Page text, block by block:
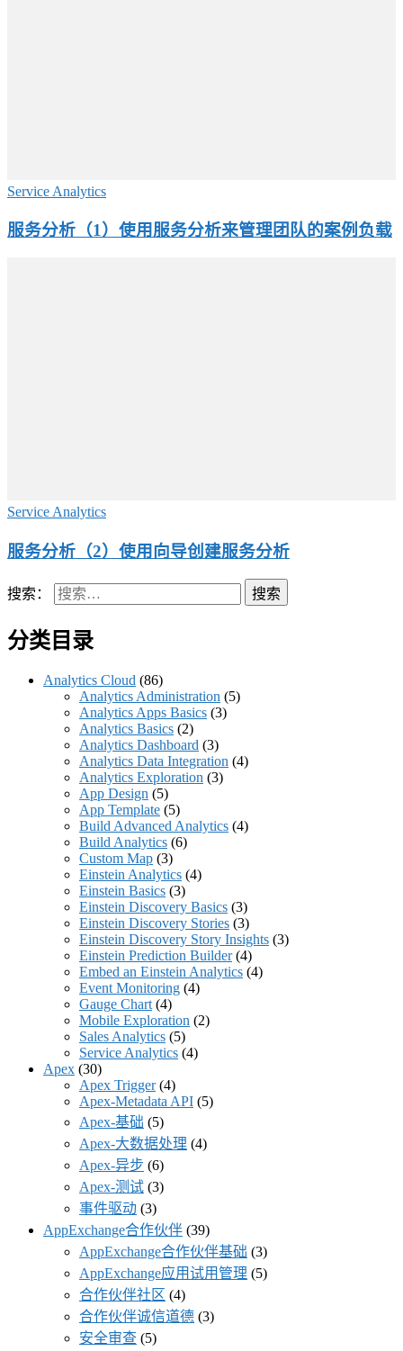
Service Analytics
服务分析（1）使用服务分析来管理团队的案例负载
Service Analytics
服务分析（2）使用向导创建服务分析
搜索：
分类目录
Analytics Cloud (86)
Analytics Administration (5)
Analytics Apps Basics (3)
Analytics Basics (2)
Analytics Dashboard (3)
Analytics Data Integration (4)
Analytics Exploration (3)
App Design (5)
App Template (5)
Build Advanced Analytics (4)
Build Analytics (6)
Custom Map (3)
Einstein Analytics (4)
Einstein Basics (3)
Einstein Discovery Basics (3)
Einstein Discovery Stories (3)
Einstein Discovery Story Insights (3)
Einstein Prediction Builder(4)
Embed an Einstein Analytics (4)
Event Monitoring (4)
Gauge Chart (4)
Mobile Exploration (2)
Sales Analytics (5)
Service Analytics (4)
Apex (30)
Apex Trigger(4)
Apex-Metadata API (5)
Apex-基础 (5)
Apex-大数据处理 (4)
Apex-异步 (6)
Apex-测试 (3)
事件驱动 (3)
AppExchange合作伙伴 (39)
AppExchange合作伙伴基础 (3)
AppExchange应用试用管理 (5)
合作伙伴社区 (4)
合作伙伴诚信道德 (3)
安全审查 (5)